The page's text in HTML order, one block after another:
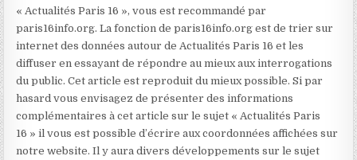
« Actualités Paris 16 », vous est recommandé par
paris16info.org. La fonction de paris16info.org est de trier sur
internet des données autour de Actualités Paris 16 et les
diffuser en essayant de répondre au mieux aux interrogations
du public. Cet article est reproduit du mieux possible. Si par
hasard vous envisagez de présenter des informations
complémentaires à cet article sur le sujet « Actualités Paris
16 » il vous est possible d’écrire aux coordonnées affichées sur
notre website. Il y aura divers développements sur le sujet